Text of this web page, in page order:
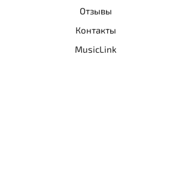
Отзывы
Контакты
MusicLink